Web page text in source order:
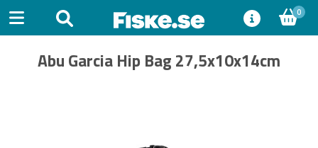
0
Abu Garcia Hip Bag 27,5x10x14cm